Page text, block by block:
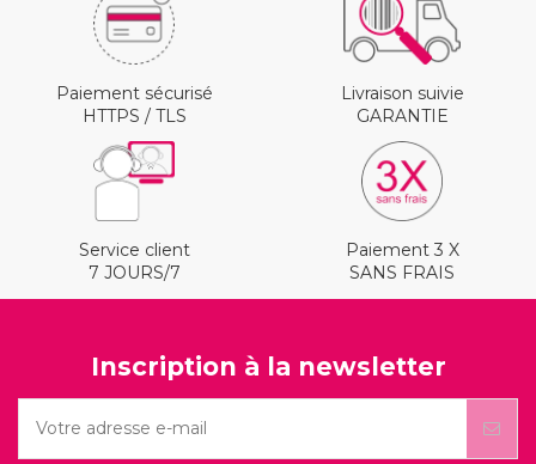
Paiement sécurisé
HTTPS / TLS
Livraison suivie
GARANTIE
Service client
7 JOURS/7
Paiement 3 X
SANS FRAIS
Inscription à la newsletter